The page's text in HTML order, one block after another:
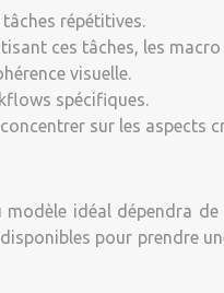
répétitives.
ces tâches, les
visuelle.
spécifiques.
sur les aspects
idéal dépendra
pour prendre